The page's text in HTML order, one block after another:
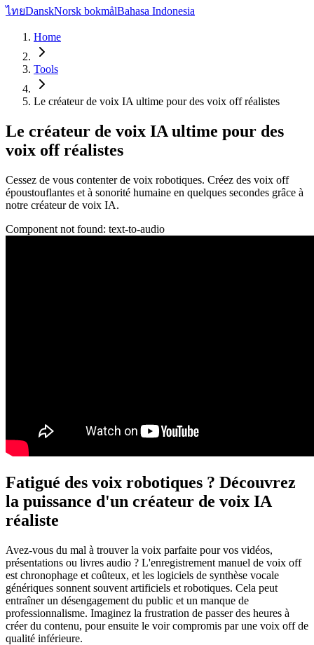
ไทยDanskNorsk bokmålBahasa Indonesia
Home
Tools
Le créateur de voix IA ultime pour des voix off réalistes
Le créateur de voix IA ultime pour des
voix off réalistes
Cessez de vous contenter de voix robotiques. Créez des voix off
époustouflantes et à sonorité humaine en quelques secondes grâce à
notre créateur de voix IA.
Component not found: text-to-audio
Fatigué des voix robotiques ? Découvrez
la puissance d'un créateur de voix IA
réaliste
Avez-vous du mal à trouver la voix parfaite pour vos vidéos,
présentations ou livres audio ? L'enregistrement manuel de voix off
est chronophage et coûteux, et les logiciels de synthèse vocale
génériques sonnent souvent artificiels et robotiques. Cela peut
entraîner un désengagement du public et un manque de
professionnalisme. Imaginez la frustration de passer des heures à
créer du contenu, pour ensuite le voir compromis par une voix off de
qualité inférieure.